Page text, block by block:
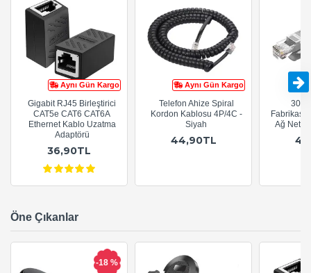
Aynı Gün Kargo
Gigabit RJ45 Birleştirici
CAT5e CAT6 CAT6A
Ethernet Kablo Uzatma
Adaptörü
36,90TL
Aynı Gün Kargo
Telefon Ahize Spiral
Kordon Kablosu 4P/4C -
Siyah
44,90TL
Ağ
Öne Çıkanlar
-18 %